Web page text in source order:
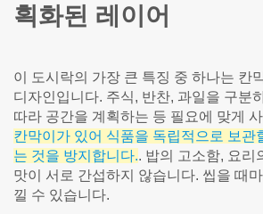
획화된 레이어
이 도시락의 가장 큰 특징 중 하나는 칸
디자인입니다. 주식, 반찬, 과일을 구분
따라 공간을 계획하는 등 필요에 맞게
칸막이가 있어 식품을 독립적으로 보관
는 것을 방지합니다.. 밥의 고소함, 요리
맛이 서로 간섭하지 않습니다. 씹을 때
낄 수 있습니다.